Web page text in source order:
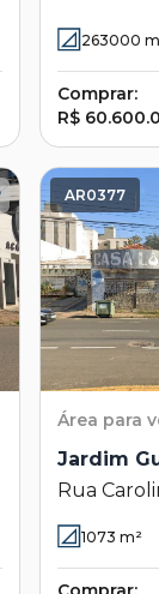
Campinas -
263000
Comprar:
R$
AR0377
Área para
Jardim
Rua
Jardim
SP1073 m²